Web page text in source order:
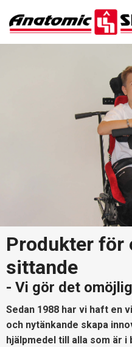
Produkter för
sittande
- Vi gör det
Sedan 1988 har vi haft en
och nytänkande skapa
hjälpmedel till alla som är i